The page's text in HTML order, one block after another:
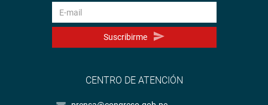
Suscribirme
CENTRO DE ATENCIÓN